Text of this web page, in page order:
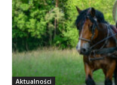
Aktualności